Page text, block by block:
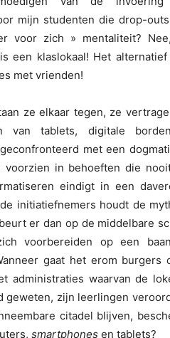
mijn studenten die drop-
voor zich » mentaliteit?
een klaslokaal! Het
met vrienden!
ze elkaar tegen, ze
van tablets, digitale
met een
voorzien in behoeften die
eindigt in een
initiatiefnemers houdt de
er dan op de middelbare
voorbereiden op een
gaat het erom burgers
administraties waarvan de
geweten, zijn leerlingen
citadel blijven,
smartphones en tablets?